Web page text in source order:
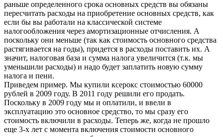
раньше определенного срока основных средств вы обязаны
пересчитать расходы на приобретение основных средств, как
если бы вы работали на классической системе
налогообложения через амортизационные отчисления. А
поскольку они меньше (так как стоимость основного средства
растягивается на годы), придется в расходы поставить их. А
значит, налоговая база и сумма налога увеличится (т.к. мы
уменьшили расходы) и надо будет заплатить новую сумму
налога и пени.
Приведем пример. Мы купили ксерокс стоимостью 60000
рублей в 2009 году. В 2011 году решили его продать.
Поскольку в 2009 году мы и оплатили, и ввели в
эксплуатацию это основное средство, то мы сразу его
стоимость включили в расходы. Теперь же, когда не прошло
еще 3-х лет с момента включения стоимости основного